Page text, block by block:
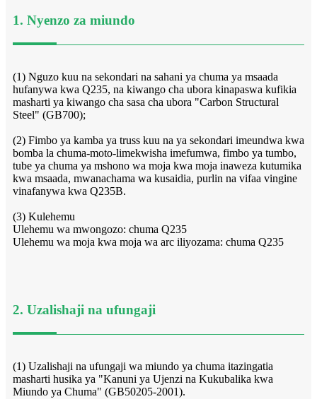
1. Nyenzo za miundo
(1) Nguzo kuu na sekondari na sahani ya chuma ya msaada
hufanywa kwa Q235, na kiwango cha ubora kinapaswa kufikia
masharti ya kiwango cha sasa cha ubora "Carbon Structural
Steel" (GB700);
(2) Fimbo ya kamba ya truss kuu na ya sekondari imeundwa kwa
bomba la chuma-moto-limekwisha imefumwa, fimbo ya tumbo,
tube ya chuma ya mshono wa moja kwa moja inaweza kutumika
kwa msaada, mwanachama wa kusaidia, purlin na vifaa vingine
vinafanywa kwa Q235B.
(3) Kulehemu
Ulehemu wa mwongozo: chuma Q235
Ulehemu wa moja kwa moja wa arc iliyozama: chuma Q235
2. Uzalishaji na ufungaji
(1) Uzalishaji na ufungaji wa miundo ya chuma itazingatia
masharti husika ya "Kanuni ya Ujenzi na Kukubalika kwa
Miundo ya Chuma" (GB50205-2001).